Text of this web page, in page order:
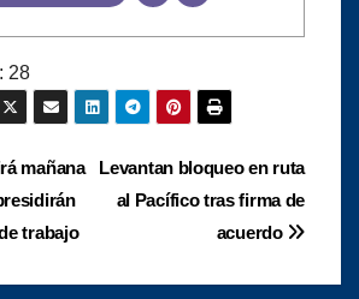
28
Levantan bloqueo en ruta
al Pacífico tras firma de
acuerdo
mañana
trabajo